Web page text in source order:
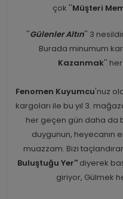
çok ''Müşteri
''Gülenler Altın'' 3
Burada minumum kar
Kazanmak''
Fenomen Kuyumcu'nuz
kargoları ile bu yıl 3.
her geçen gün daha da
duygunun, heyecanın
muazzam. Bizi
Buluştuğu Yer'' diyerek
giriyor, Gülmek